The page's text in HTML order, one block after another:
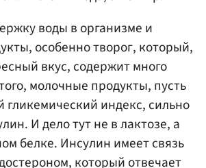
воды в организме и
особенно творог, который,
вкус, содержит много
молочные продукты, пусть
индекс, сильно
И дело тут не в лактозе, а
белке. Инсулин имеет связь
который отвечает